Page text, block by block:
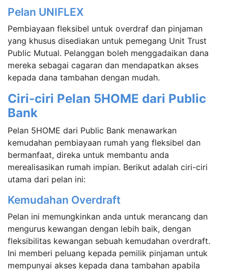
Pelan UNIFLEX
Pembiayaan fleksibel untuk overdraf dan pinjaman
yang khusus disediakan untuk pemegang Unit Trust
Public Mutual. Pelanggan boleh menggadaikan dana
mereka sebagai cagaran dan mendapatkan akses
kepada dana tambahan dengan mudah.
Ciri-ciri Pelan 5HOME dari Public
Bank
Pelan 5HOME dari Public Bank menawarkan
kemudahan pembiayaan rumah yang fleksibel dan
bermanfaat, direka untuk membantu anda
merealisasikan rumah impian. Berikut adalah ciri-ciri
utama dari pelan ini:
Kemudahan Overdraft
Pelan ini memungkinkan anda untuk merancang dan
mengurus kewangan dengan lebih baik, dengan
fleksibilitas kewangan sebuah kemudahan overdraft.
Ini memberi peluang kepada pemilik pinjaman untuk
mempunyai akses kepada dana tambahan apabila